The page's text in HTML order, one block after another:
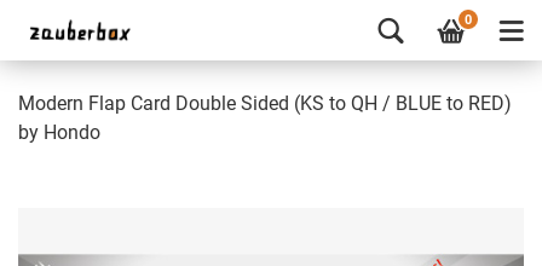
0
Modern Flap Card Double Sided (KS to QH / BLUE to RED)
by Hondo